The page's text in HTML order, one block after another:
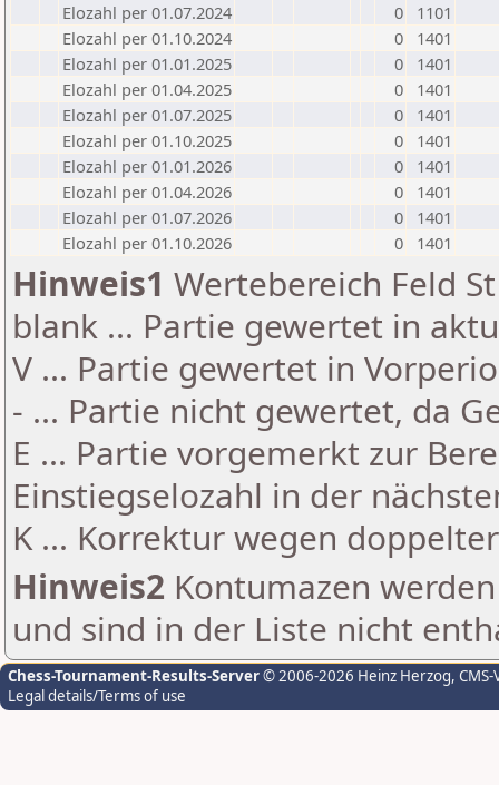
Elozahl per 01.07.2024
0
1101
Elozahl per 01.10.2024
0
1401
Elozahl per 01.01.2025
0
1401
Elozahl per 01.04.2025
0
1401
Elozahl per 01.07.2025
0
1401
Elozahl per 01.10.2025
0
1401
Elozahl per 01.01.2026
0
1401
Elozahl per 01.04.2026
0
1401
Elozahl per 01.07.2026
0
1401
Elozahl per 01.10.2026
0 1401
Hinweis1 Wertebereich Feld
blank ... Partie gewertet in
V ... Partie gewertet in
- ... Partie nicht gewertet, da
E ... Partie vorgemerkt zur
Einstiegselozahl in der
K ... Korrektur wegen
Hinweis2 Kontumazen
und sind in der Liste nicht
Chess-Tournament-Results-Server© 2006-2026 Heinz Herzog,
Legal details/Terms of use